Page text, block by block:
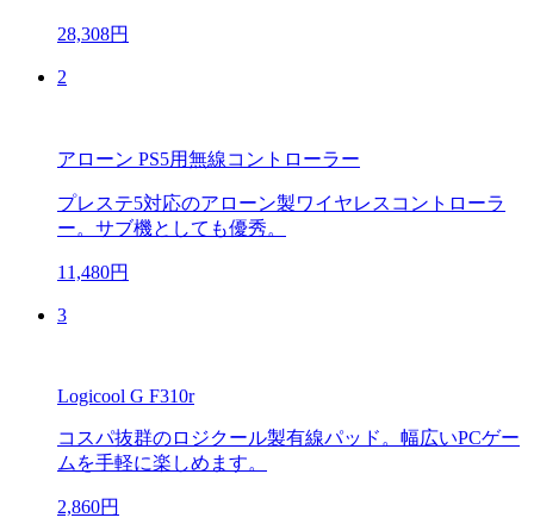
28,308円
2
アローン PS5用無線コントローラー
プレステ5対応のアローン製ワイヤレスコントローラ
ー。サブ機としても優秀。
11,480円
3
Logicool G F310r
コスパ抜群のロジクール製有線パッド。幅広いPCゲー
ムを手軽に楽しめます。
2,860円